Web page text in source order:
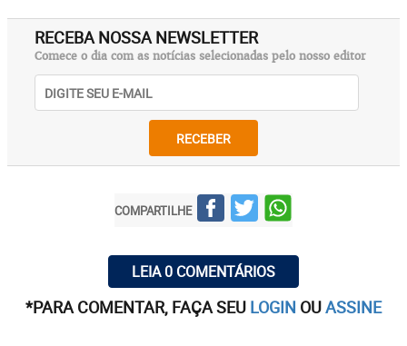
RECEBA NOSSA NEWSLETTER
Comece o dia com as notícias selecionadas pelo nosso editor
RECEBER
COMPARTILHE
LEIA 0 COMENTÁRIOS
*PARA COMENTAR, FAÇA SEU LOGIN OUASSINE